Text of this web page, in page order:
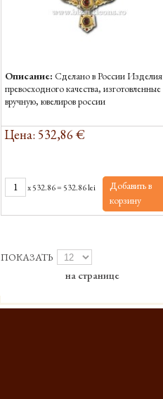
Описание: Сделано в России Изделия
превосходного качества, изготовленные
вручную, ювелиров россии
Цена: 532,86 €
x532.86= 532.86 lei
Добавить в
корзину
ПОКАЗАТЬ
на странице